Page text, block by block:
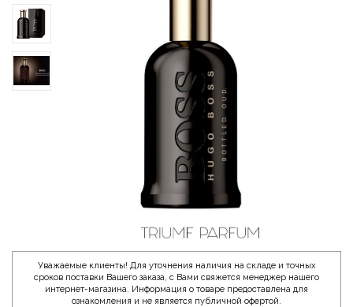
Уважаемые клиенты! Для уточнения наличия на складе и точных
сроков поставки Вашего заказа, с Вами свяжется менеджер нашего
интернет-магазина. Информация о товаре предоставлена для
ознакомления и не является публичной офертой.